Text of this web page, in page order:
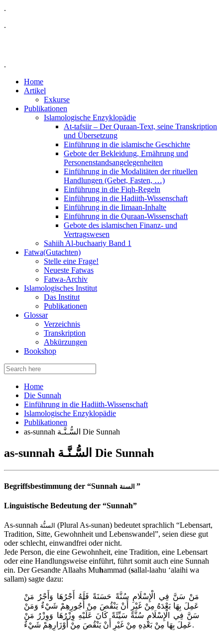
.
.
.
Home
Artikel
Exkurse
Publikationen
Islamologische Enzyklopädie
At-tafsiir – Der Quraan-Text, seine Transkription
und Übersetzung
Einführung in die islamische Geschichte
Gebote der Bekleidung, Ernährung und
Personenstandsangelegenheiten
Einführung in die Modalitäten der rituellen
Handlungen (Gebet, Fasten, …)
Einführung in die Fiqh-Regeln
Einführung in die Hadiith-Wissenschaft
Einführung in die Iimaan-Inhalte
Einführung in die Quraan-Wissenschaft
Gebote des islamischen Finanz- und
Vertragswesen
Sahiih Al-buchaariy Band 1
Fatwa(Gutachten)
Stelle eine Frage!
Neueste Fatwas
Fatwa-Archiv
Islamologisches Institut
Das Institut
Publikationen
Glossar
Verzeichnis
Transkription
Abkürzungen
Bookshop
Search
for:
Home
Die Sunnah
Einführung in die Hadiith-Wissenschaft
Islamologische Enzyklopädie
Publikationen
as-sunnah السُّـنَّـة Die Sunnah
as-sunnah السُّـنَّـة Die Sunnah
Begriffsbestimmung der “Sunnah ”
Linguistische Bedeutung der “Sunnah”
As-sunnah السنُّة (Plural As-sunan) bedeutet sprachlich “Lebensart,
Tradition, Sitte, Gewohnheit und Lebenswandel”, seien diese gut
oder schlecht, einwandfrei oder nicht.
Jede Person, die eine Gewohnheit, eine Tradition, eine Lebensart
oder eine Handlungsweise einführt, führt somit auch eine Sunnah
ein. Der Gesandte Allaahs Muhammad (sallal-laahu ‘alaihi wa
sallam) sagte dazu:
مَنْ سَنَّ فِي الْإِسْلَامِ سُنَّةً حَسَنَةً فَلَهُ أَجْرُهَا وَأَجْرُ مَنْ
عَمِلَ بِهَا بَعْدَهُ مِنْ غَيْرِ أَنْ يَنْقُصَ مِنْ أُجُورِهِمْ شَيْءٌ وَمَنْ
سَنَّ فِي الْإِسْلَامِ سُنَّةً سَيِّئَةً كَانَ عَلَيْهِ وِزْرُهَا وَوِزْرُ مَنْ
عَمِلَ بِهَا مِنْ بَعْدِهِ مِنْ غَيْرِ أَنْ يَنْقُصَ مِنْ أَوْزَارِهِمْ شَيْءٌ.